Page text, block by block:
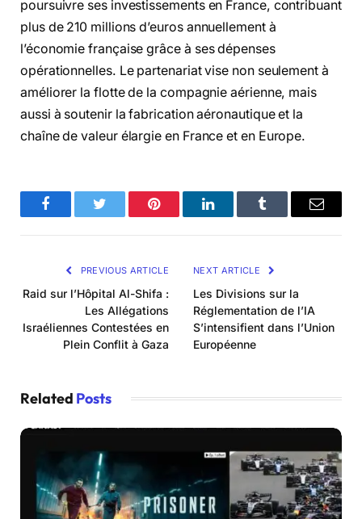
poursuivre ses investissements en France, contribuant
plus de 210 millions d’euros annuellement à
l’économie française grâce à ses dépenses
opérationnelles. Le partenariat vise non seulement à
améliorer la flotte de la compagnie aérienne, mais
aussi à soutenir la fabrication aéronautique et la
chaîne de valeur élargie en France et en Europe.
FacebookTwitter Pinterest LinkedInTumblr Email
PREVIOUS ARTICLE
Raid sur l’Hôpital Al-Shifa :
Les Allégations
Israéliennes Contestées en
Plein Conflit à Gaza
NEXT ARTICLE
Les Divisions sur la
Réglementation de l’IA
S’intensifient dans l’Union
Européenne
Related Posts